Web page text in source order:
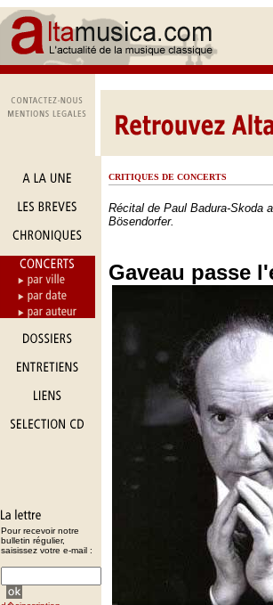
Pour recevoir notre
bulletin régulier,
saisissez votre e-mail :
CRITIQUES DE CONCERTS
Récital de Paul Badura-Skoda
Bösendorfer.
Gaveau passe